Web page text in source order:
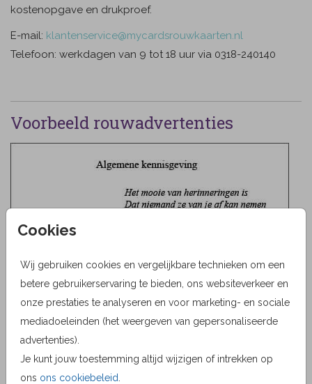
Cookies
Wij gebruiken cookies en vergelijkbare technieken om een
betere gebruikerservaring te bieden, ons websiteverkeer en
onze prestaties te analyseren en voor marketing- en sociale
mediadoeleinden (het weergeven van gepersonaliseerde
advertenties).
Je kunt jouw toestemming altijd wijzigen of intrekken op
ons ons cookiebeleid
kostenopgave en drukproef.
E-mail: klantenservice@mycardsrouwkaarten.nl
Telefoon: werkdagen van 9 tot 18 uur via 0318-240140
Voorbeeld rouwadvertenties